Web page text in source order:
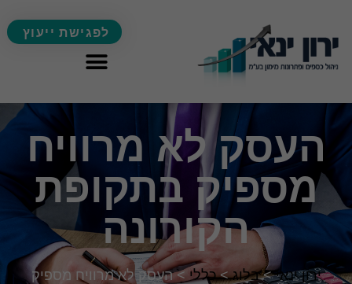
לפגישת ייעוץ
העסק לא מרוויח
מספיק בתקופת
הקורונה
ירון ינאי>בלוג>כללי >העסק לא מרוויח מספיק